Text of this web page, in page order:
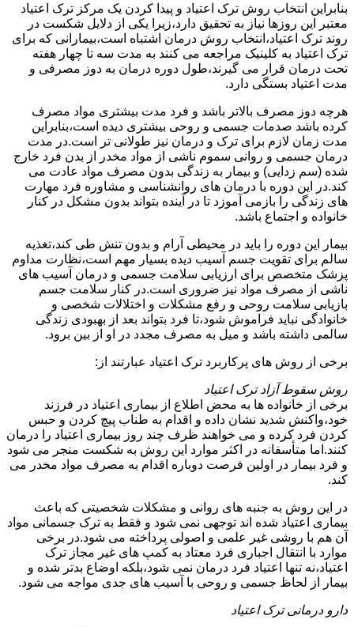
بنابراین انتخاب روش ترک اعتیاد و پیدا کردن یک مرکز ترک اعتیاد
معتبر این روزها نیاز به تحقیق دارد،زیرا یکی از دلایل شکست در
روند ترک اعتیاد،انتخاب روش درمان اشتباه است،بیمارانی که برای
ترک اعتیاد به کلینیک مراجعه می کنند به مدت سه تا چهار هفته
تحت درمان قرار می گیرند،طول دوره درمان به دوز مصرفی و
مدت اعتیاد بستگی دارد.
هرچه دوز مصرف بالاتر باشد و فرد مدت بیشتری مواد مصرف
کرده باشد صدمات جسمی و روحی بیشتری دیده است،بنابراین
مدت زمان لازم برای ترک و درمان نیز طولانی تر است.در مدت
درمان جسمی و روانی سموم ناشی از مواد مخدر از بدن فرد خارج
شده (سم زدایی) و بیمار به زندگی بدون مصرف مواد عادت می
کند.در این دوره با درمان های روانشناسی و مشاوره فرد مهارت
های زندگی را بازمی آموزد تا در آینده بتواند بدون مشکل در کنار
خانواده و اجتماع باشد.
بیمار این دوره را باید در محیطی آرام و بدون تنش طی کند،تغذیه
سالم برای تقویت جسم آسیب دیده بسیار مهم است،نظارت مداوم
پزشک متخصص برای ارزیابی سلامت جسمی و درمان آسیب های
ناشی از مصرف مواد نیز ضروری است.در کنار سلامت جسم
بازیابی سلامت روحی و رفع مشکلات و اختلالات شخصی و
خانوادگی نباید فراموش شود،تا فرد بتواند بعد از بهبودی زندگی
سالمی داشته باشد و میل به مصرف مجدد در او از بین برود.
برخی از روش های پرکاربرد ترک اعتیاد عبارتند از:
روش سقوط آزاد ترک اعتیاد
برخی از خانواده ها به محض اطلاع از بیماری اعتیاد در فرزند
خود،واکنش شدید نشان داده و اقدام به طناب پیچ کردن و حبس
کردن فرد کرده و می خواهند ظرف چند روز بیماری اعتیاد را درمان
کنند.اما متأسفانه در اکثر موارد این روش به شکست منجر می شود
و فرد بیمار در اولین فرصت دوباره اقدام به مصرف مواد مخدر می
کند.
در این روش به جنبه های روانی و مشکلات شخصیتی که باعث
بیماری اعتیاد شده اند توجهی نمی شود و فقط به ترک جسمانی مواد
آن هم با روشی غیر علمی و اصولی پرداخته می شود.در برخی
موارد با انتقال اجباری فرد معتاد به کمپ های غیر مجاز ترک
اعتیاد،نه تنها اعتیاد فرد درمان نمی شود،بلکه اوضاع بدتر شده و
بیمار از لحاظ جسمی و روحی با آسیب های جدی مواجه می شود.
دارو درمانی ترک اعتیاد